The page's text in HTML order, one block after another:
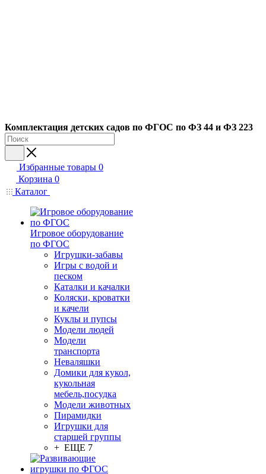
Комплектация детских садов по ФГОC по ФЗ 44 и ФЗ 223
Избранные товары 0
Корзина 0
Каталог
Игровое оборудование
по ФГОС
Игрушки-забавы
Игры с водой и
песком
Каталки и качалки
Коляски, кроватки
и качели
Куклы и пупсы
Модели людей
Модели
транспорта
Неваляшки
Домики для кукол,
кукольная
мебель,посудка
Модели животных
Пирамидки
Игрушки для
старшей группы
+ ЕЩЕ 7